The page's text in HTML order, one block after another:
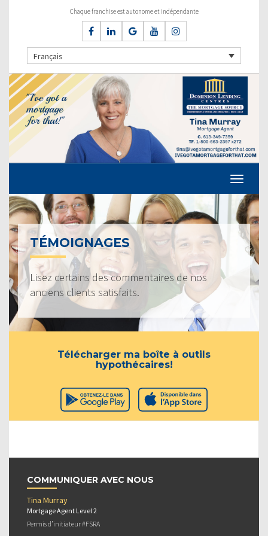
Chaque franchise est autonome et indépendante
Français
TÉMOIGNAGES
Lisez certains des commentaires de nos
anciens clients satisfaits.
Télécharger ma boîte à outils
hypothécaires!
COMMUNIQUER AVEC NOUS
Tina Murray
Mortgage Agent Level 2
Permis d’initiateur #FSRA